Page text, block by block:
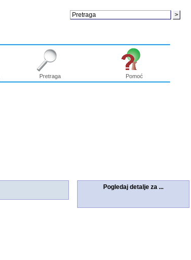
Pretraga Pomoć
Pogledaj detalje za ...